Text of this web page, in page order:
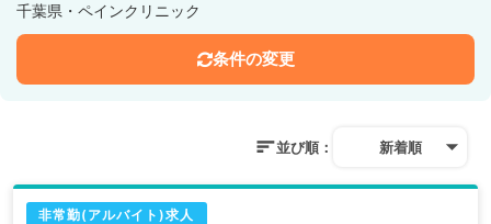
千葉県・ペインクリニック
条件の変更
並び順： 新着順
非常勤(アルバイト)求人